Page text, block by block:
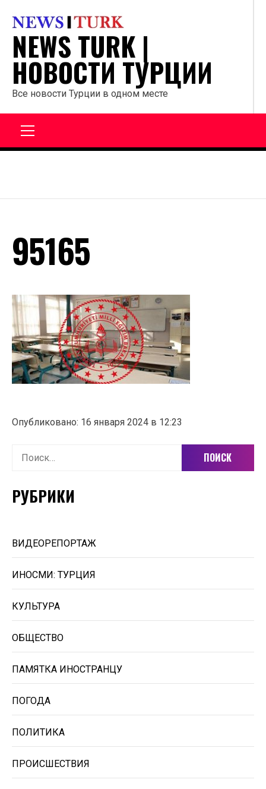
содержанию
NEWS TURK |
НОВОСТИ ТУРЦИИ
Все новости Турции в одном месте
95165
Опубликовано: 16 января 2024 в 12:23
Найти:
РУБРИКИ
ВИДЕОРЕПОРТАЖ
ИНОСМИ: ТУРЦИЯ
КУЛЬТУРА
ОБЩЕСТВО
ПАМЯТКА ИНОСТРАНЦУ
ПОГОДА
ПОЛИТИКА
ПРОИСШЕСТВИЯ